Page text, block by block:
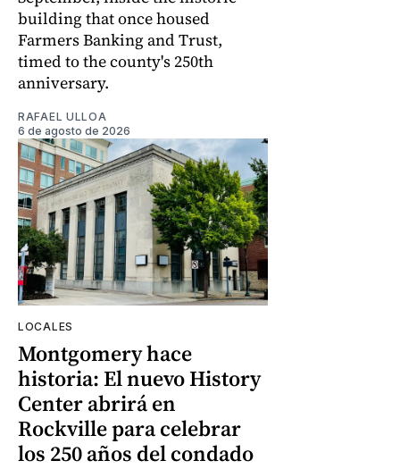
building that once housed
Farmers Banking and Trust,
timed to the county's 250th
anniversary.
RAFAEL ULLOA
6 de agosto de 2026
LOCALES
Montgomery hace
historia: El nuevo History
Center abrirá en
Rockville para celebrar
los 250 años del condado